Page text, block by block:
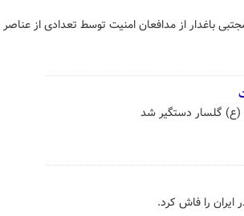
تهران، مجتبی باغدار از مدافعان امنیت توسط تعدادی از عناصر
ایران را فاش کرد.